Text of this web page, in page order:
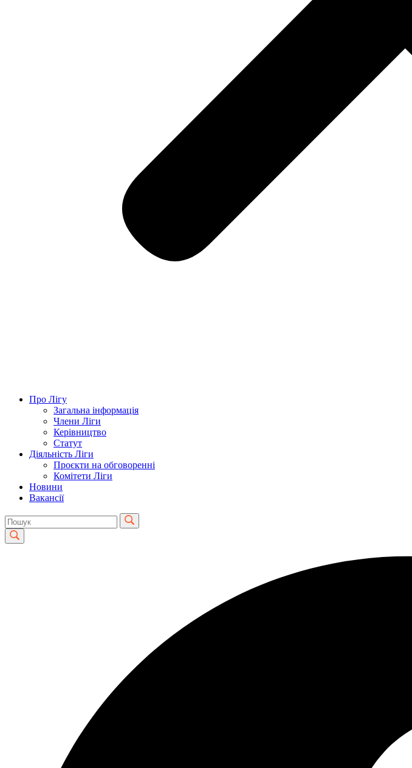
Про Лігу
Загальна інформація
Члени Ліги
Керівництво
Статут
Діяльність Ліги
Проєкти на обговоренні
Комітети Ліги
Новини
Вакансії